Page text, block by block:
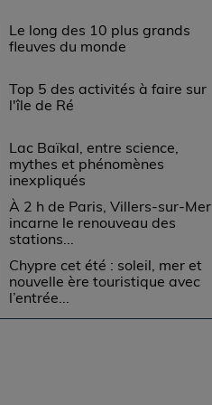
Le long des 10 plus grands
fleuves du monde
Top 5 des activités à faire sur
l'île de Ré
Lac Baïkal, entre science,
mythes et phénomènes
inexpliqués
À 2 h de Paris, Villers-sur-Mer
incarne le renouveau des
stations...
Chypre cet été : soleil, mer et
nouvelle ère touristique avec
l’entrée...